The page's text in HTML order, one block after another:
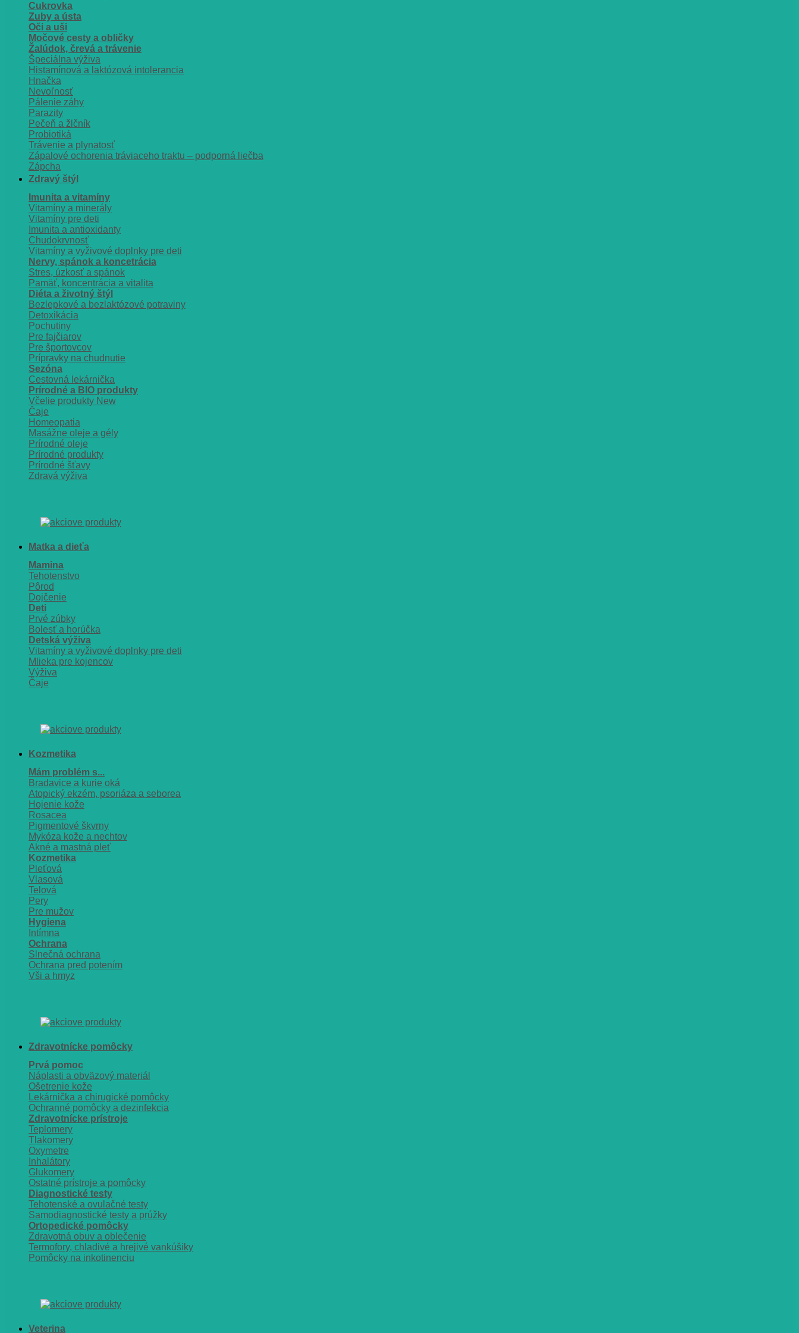
Cukrovka
Zuby a ústa
Oči a uši
Močové cesty a obličky
Žalúdok, črevá a trávenie
Špeciálna výživa
Histamínová a laktózová intolerancia
Hnačka
Nevoľnosť
Pálenie záhy
Parazity
Pečeň a žlčník
Probiotiká
Trávenie a plynatosť
Zápalové ochorenia tráviaceho traktu – podporná liečba
Zápcha
Zdravý štýl
Imunita a vitamíny
Vitamíny a minerály
Vitamíny pre deti
Imunita a antioxidanty
Chudokrvnosť
Vitamíny a vyživové doplnky pre deti
Nervy, spánok a koncetrácia
Stres, úzkosť a spánok
Pamäť, koncentrácia a vitalita
Diéta a životný štýl
Bezlepkové a bezlaktózové potraviny
Detoxikácia
Pochutiny
Pre fajčiarov
Pre športovcov
Prípravky na chudnutie
Sezóna
Cestovná lekárnička
Prírodné a BIO produkty
Včelie produkty
Čaje
Homeopatia
Masážne oleje a gély
Prírodné oleje
Prírodné produkty
Prírodné šťavy
Zdravá výživa
Matka a dieťa
Mamina
Tehotenstvo
Pôrod
Dojčenie
Deti
Prvé zúbky
Bolesť a horúčka
Detská výživa
Vitamíny a vyživové doplnky pre deti
Mlieka pre kojencov
Výživa
Čaje
Kozmetika
Mám problém s...
Bradavice a kurie oká
Atopický ekzém, psoriáza a seborea
Hojenie kože
Rosacea
Pigmentové škvrny
Mykóza kože a nechtov
Akné a mastná pleť
Kozmetika
Pleťová
Vlasová
Telová
Pery
Pre mužov
Hygiena
Intímna
Ochrana
Slnečná ochrana
Ochrana pred potením
Vši a hmyz
Zdravotnícke pomôcky
Prvá pomoc
Náplasti a obväzový materiál
Ošetrenie kože
Lekárnička a chirugické pomôcky
Ochranné pomôcky a dezinfekcia
Zdravotnícke prístroje
Teplomery
Tlakomery
Oxymetre
Inhalátory
Glukomery
Ostatné prístroje a pomôcky
Diagnostické testy
Tehotenské a ovulačné testy
Samodiagnostické testy a prúžky
Ortopedické pomôcky
Zdravotná obuv a oblečenie
Termofory, chladivé a hrejivé vankúšiky
Pomôcky na inkotinenciu
Veterina